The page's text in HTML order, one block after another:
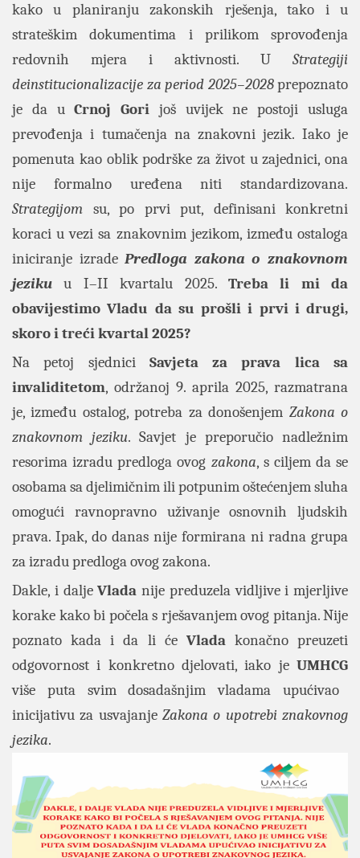
kako u planiranju zakonskih rješenja, tako i u
strateškim dokumentima i prilikom sprovođenja
redovnih mjera i aktivnosti. U Strategiji
deinstitucionalizacije za period 2025–2028prepoznato
je da uCrnoj Gori još uvijek ne postoji usluga
prevođenja i tumačenja na znakovni jezik. Iako je
pomenuta kao oblik podrške za život u zajednici, ona
nije formalno uređena niti standardizovana.
Strategijom su, po prvi put, definisani konkretni
koraci u vezi sa znakovnim jezikom, između ostaloga
iniciranje izradePredloga zakona o znakovnom
jeziku
u I–II kvartalu 2025. Treba li mi da
obavijestimo Vladu da su prošli i prvi i drugi,
skoro i treći kvartal 2025?
Na petoj sjednici Savjeta za prava lica sa
invaliditetom, održanoj 9. aprila 2025, razmatrana
je, između ostalog, potreba za donošenjem Zakona o
znakovnom jeziku. Savjet je preporučio nadležnim
resorima izradu predloga ovog zakona, s ciljem da se
osobama sa djelimičnim ili potpunim oštećenjem sluha
omogući ravnopravno uživanje osnovnih ljudskih
prava. Ipak, do danas nije formirana ni radna grupa
za izradu predloga ovog zakona.
Dakle, i daljeVlada nije preduzela vidljive i mjerljive
korake kako bi počela s rješavanjem ovog pitanja. Nije
poznato kada i da li će Vlada konačno preuzeti
odgovornost i konkretno djelovati, iako je UMHCG
više puta svim dosadašnjim vladama upućivao
inicijativu za usvajanje Zakona o upotrebi znakovnog
jezika.